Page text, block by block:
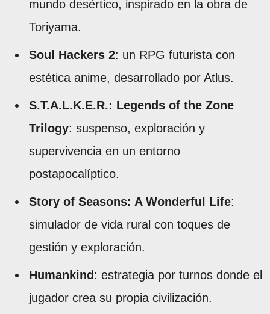
mundo desértico, inspirado en la obra de
Toriyama.
Soul Hackers 2: un RPG futurista con
estética anime, desarrollado por Atlus.
S.T.A.L.K.E.R.: Legends of the Zone
Trilogy: suspenso, exploración y
supervivencia en un entorno
postapocalíptico.
Story of Seasons: A Wonderful Life:
simulador de vida rural con toques de
gestión y exploración.
Humankind : estrategia por turnos donde el
jugador crea su propia civilización.